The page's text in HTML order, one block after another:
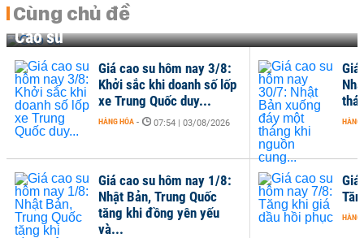
Cùng chủ đề
Cao su
HÀNG
Giá cao su hôm nay 3/8:
Khởi sắc khi doanh số lốp
xe Trung Quốc duy...
HÀNG HÓA - 07:54 | 03/08/2026
Giá cao su hôm nay 1/8:
Nhật Bản, Trung Quốc
tăng khi đồng yên yếu
và...
HÀNG